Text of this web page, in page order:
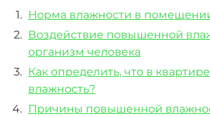
Норма влажности в
Воздействие повышенной
организм человека
Как определить, что в
влажность?
Причины повышенной